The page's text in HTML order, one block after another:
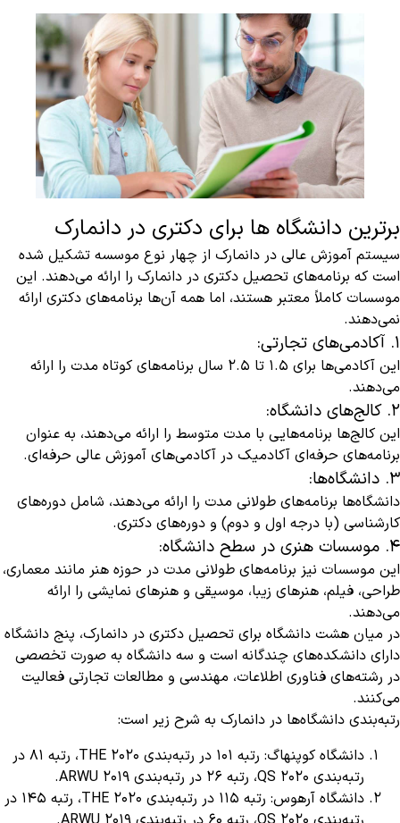
برترین دانشگاه ها برای دکتری در دانمارک
سیستم آموزش عالی در دانمارک از چهار نوع موسسه تشکیل شده
است که برنامه‌های تحصیل دکتری در دانمارک را ارائه می‌دهند. این
موسسات کاملاً معتبر هستند، اما همه آن‌ها برنامه‌های دکتری ارائه
نمی‌دهند.
1. آکادمی‌های تجارتی:
این آکادمی‌ها برای 1.5 تا 2.5 سال برنامه‌های کوتاه مدت را ارائه
می‌دهند.
2. کالج‌های دانشگاه:
این کالج‌ها برنامه‌هایی با مدت متوسط را ارائه می‌دهند، به عنوان
برنامه‌های حرفه‌ای آکادمیک در آکادمی‌های آموزش عالی حرفه‌ای.
3. دانشگاه‌ها:
دانشگاه‌ها برنامه‌های طولانی مدت را ارائه می‌دهند، شامل دوره‌های
کارشناسی (با درجه اول و دوم) و دوره‌های دکتری.
4. موسسات هنری در سطح دانشگاه:
این موسسات نیز برنامه‌های طولانی مدت در حوزه هنر مانند معماری،
طراحی، فیلم، هنرهای زیبا، موسیقی و هنرهای نمایشی را ارائه
می‌دهند.
در میان هشت دانشگاه برای تحصیل دکتری در دانمارک، پنج دانشگاه
دارای دانشکده‌های چندگانه است و سه دانشگاه به صورت تخصصی
در رشته‌های فناوری اطلاعات، مهندسی و مطالعات تجارتی فعالیت
می‌کنند.
رتبه‌بندی دانشگاه‌ها در دانمارک به شرح زیر است:
دانشگاه کوپنهاگ: رتبه ۱۰۱ در رتبه‌بندی THE 2020، رتبه ۸۱ در
رتبه‌بندی QS 2020، رتبه ۲۶ در رتبه‌بندی ARWU 2019.
دانشگاه آرهوس: رتبه ۱۱۵ در رتبه‌بندی THE 2020، رتبه ۱۴۵ در